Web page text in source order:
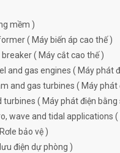
mềm )
( Máy biến áp cao thế )
( Máy cắt cao thế )
and gas engines ( Máy phát
and gas turbines ( Máy
( Máy phát điện bằng
wave and tidal applications
bảo vệ )
điện dự phòng )